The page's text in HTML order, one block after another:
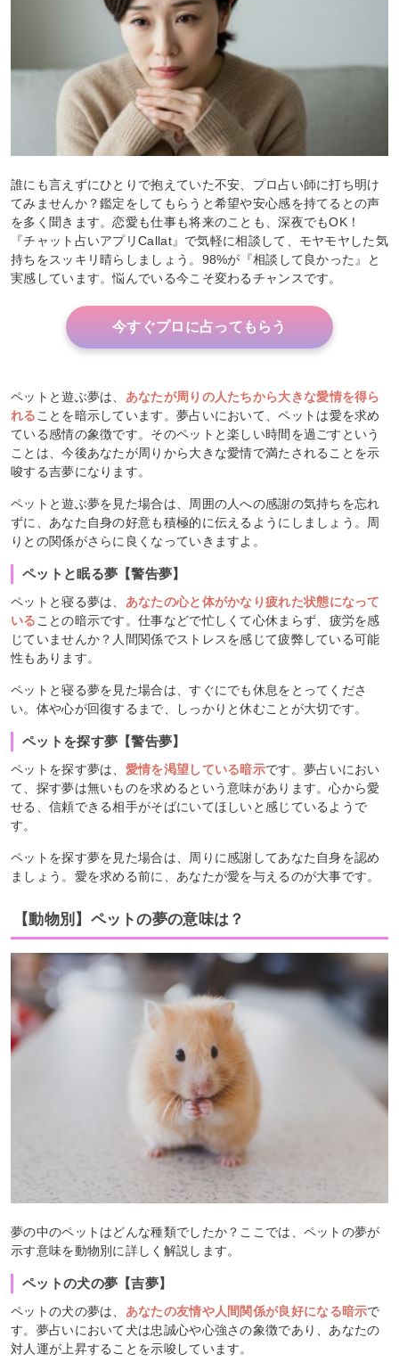
誰にも言えずにひとりで抱えていた不安、プロ占い師に打ち明け
てみませんか？鑑定をしてもらうと希望や安心感を持てるとの声
を多く聞きます。恋愛も仕事も将来のことも、深夜でもOK！
『チャット占いアプリCallat』で気軽に相談して、モヤモヤした気
持ちをスッキリ晴らしましょう。98%が『相談して良かった』と
実感しています。悩んでいる今こそ変わるチャンスです。
今すぐプロに占ってもらう
ペットと遊ぶ夢は、 あなたが周りの人たちから大きな愛情を得ら
れる ことを暗示しています。夢占いにおいて、ペットは愛を求め
ている感情の象徴です。そのペットと楽しい時間を過ごすという
ことは、今後あなたが周りから大きな愛情で満たされることを示
唆する吉夢になります。
ペットと遊ぶ夢を見た場合は、周囲の人への感謝の気持ちを忘れ
ずに、あなた自身の好意も積極的に伝えるようにしましょう。周
りとの関係がさらに良くなっていきますよ。
ペットと眠る夢【警告夢】
ペットと寝る夢は、 あなたの心と体がかなり疲れた状態になって
いる ことの暗示です。仕事などで忙しくて心休まらず、疲労を感
じていませんか？人間関係でストレスを感じて疲弊している可能
性もあります。
ペットと寝る夢を見た場合は、すぐにでも休息をとってくださ
い。体や心が回復するまで、しっかりと休むことが大切です。
ペットを探す夢【警告夢】
ペットを探す夢は、 愛情を渇望している暗示です。夢占いにおい
て、探す夢は無いものを求めるという意味があります。心から愛
せる、信頼できる相手がそばにいてほしいと感じているようで
す。
ペットを探す夢を見た場合は、周りに感謝してあなた自身を認め
ましょう。愛を求める前に、あなたが愛を与えるのが大事です。
【動物別】ペットの夢の意味は？
夢の中のペットはどんな種類でしたか？ここでは、ペットの夢が
示す意味を動物別に詳しく解説します。
ペットの犬の夢【吉夢】
ペットの犬の夢は、 あなたの友情や人間関係が良好になる暗示で
す。夢占いにおいて犬は忠誠心や心強さの象徴であり、あなたの
対人運が上昇することを示唆しています。